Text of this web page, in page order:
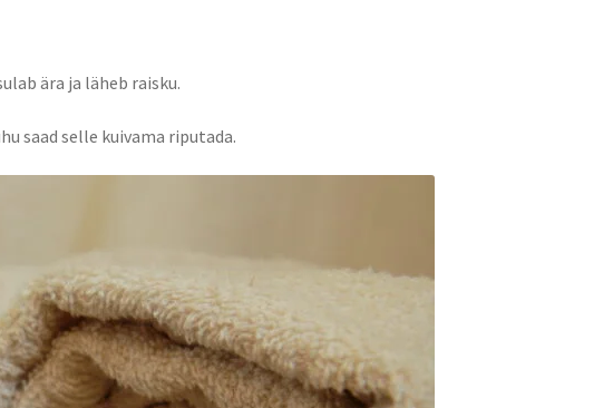
ära ja läheb raisku.
saad selle kuivama riputada.